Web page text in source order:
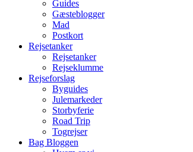
Guides
Gæsteblogger
Mad
Postkort
Rejsetanker
Rejsetanker
Rejseklumme
Rejseforslag
Byguides
Julemarkeder
Storbyferie
Road Trip
Togrejser
Bag Bloggen